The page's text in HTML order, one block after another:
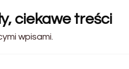
ciekawe treści
wpisami.